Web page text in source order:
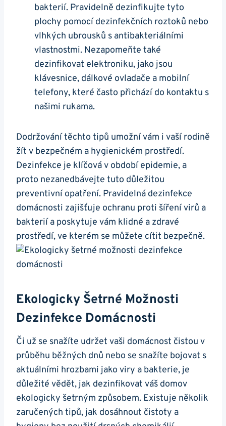
bakterií. Pravidelně dezinfikujte tyto
plochy pomocí dezinfekčních roztoků nebo
vlhkých ubrousků s antibakteriálními
vlastnostmi. Nezapomeňte také
dezinfikovat elektroniku, jako jsou
klávesnice, dálkové ovladače a mobilní
telefony, které často přichází do kontaktu s
našimi rukama.
Dodržování těchto tipů umožní vám i vaší rodině
žít v bezpečném a hygienickém prostředí.
Dezinfekce je klíčová v období epidemie, a
proto nezanedbávejte tuto důležitou
preventivní opatření. Pravidelná dezinfekce
domácnosti zajišťuje ochranu proti šíření virů a
bakterií a poskytuje vám klidné a zdravé
prostředí, ve kterém se můžete cítit bezpečně.
Ekologicky Šetrné Možnosti
Dezinfekce Domácnosti
Či už se snažíte udržet vaši domácnost čistou v
průběhu běžných dnů nebo se snažíte bojovat s
aktuálními hrozbami jako viry a bakterie, je
důležité vědět, jak dezinfikovat váš domov
ekologicky šetrným způsobem. Existuje několik
zaručených tipů, jak dosáhnout čistoty a